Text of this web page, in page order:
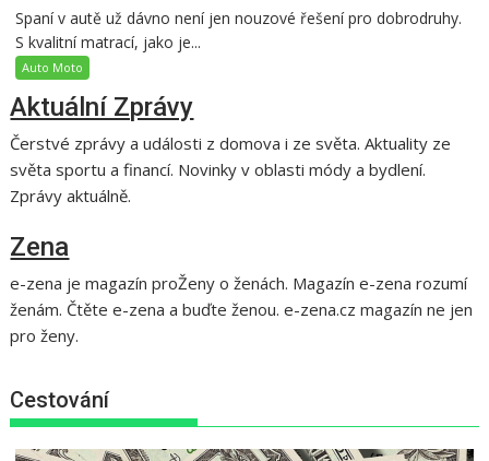
Spaní v autě už dávno není jen nouzové řešení pro dobrodruhy.
S kvalitní matrací, jako je...
Auto Moto
Aktuální Zprávy
Čerstvé zprávy a události z domova i ze světa. Aktuality ze
světa sportu a financí. Novinky v oblasti módy a bydlení.
Zprávy aktuálně.
Zena
e-zena je magazín proŽeny o ženách. Magazín e-zena rozumí
ženám. Čtěte e-zena a buďte ženou. e-zena.cz magazín ne jen
pro ženy.
Cestování